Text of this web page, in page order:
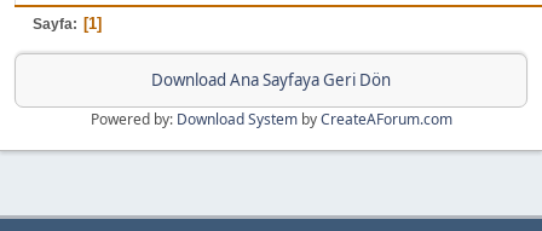
Sayfa 1
Download Ana Sayfaya Geri Dön
Powered by: Download SystembyCreateAForum.com